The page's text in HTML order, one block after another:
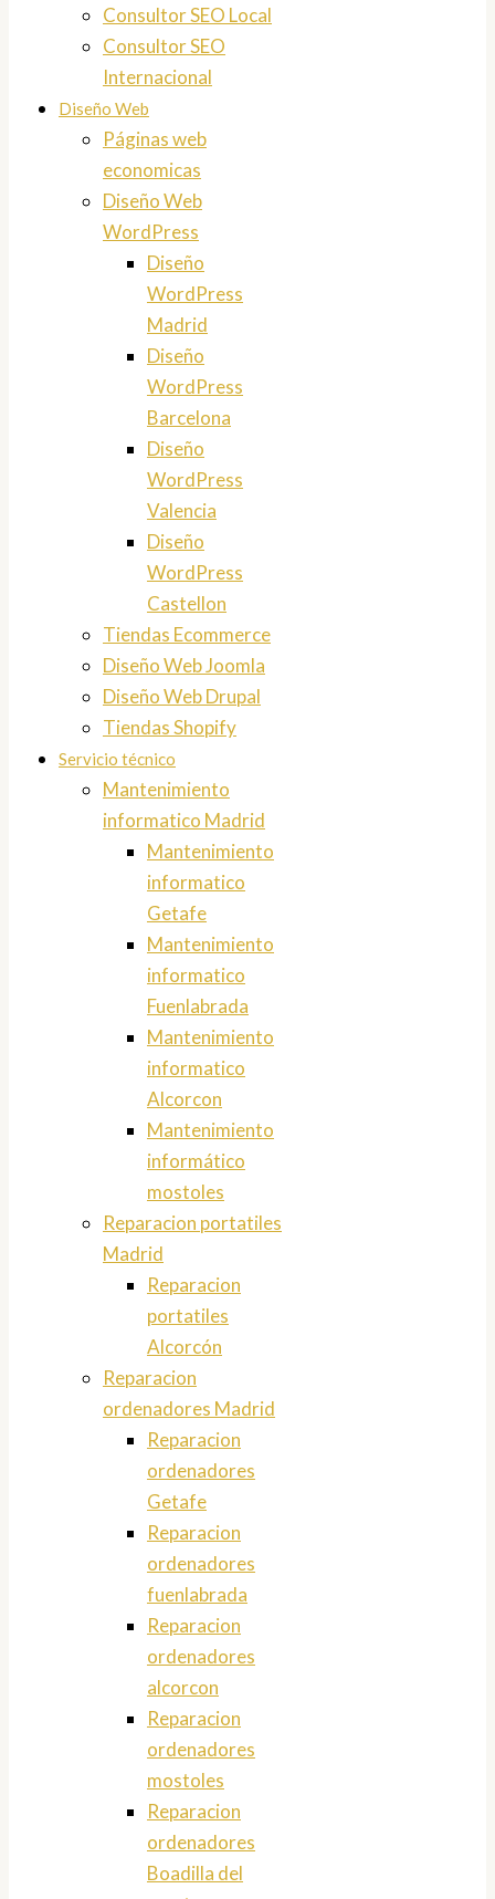
Consultor SEO Local
Consultor SEO
Internacional
Diseño Web
Páginas web
economicas
Diseño Web
WordPress
Diseño
WordPress
Madrid
Diseño
WordPress
Barcelona
Diseño
WordPress
Valencia
Diseño
WordPress
Castellon
Tiendas Ecommerce
Diseño Web Joomla
Diseño Web Drupal
Tiendas Shopify
Servicio técnico
Mantenimiento
informatico Madrid
Mantenimiento
informatico
Getafe
Mantenimiento
informatico
Fuenlabrada
Mantenimiento
informatico
Alcorcon
Mantenimiento
informático
mostoles
Reparacion portatiles
Madrid
Reparacion
portatiles
Alcorcón
Reparacion
ordenadores Madrid
Reparacion
ordenadores
Getafe
Reparacion
ordenadores
fuenlabrada
Reparacion
ordenadores
alcorcon
Reparacion
ordenadores
mostoles
Reparacion
ordenadores
Boadilla del